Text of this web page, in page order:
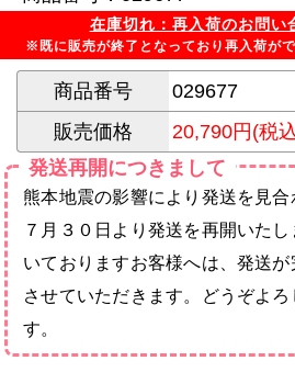
在庫切れ：再入荷のお問い
※既に販売が終了となっており再入荷が
商品番号
029677
販売価格
20,790円(税
発送再開につきまして
熊本地震の影響により発送を見合
７月３０日より発送を再開いた
いておりますお客様へは、発送
させていただきます。どうぞよ
す。